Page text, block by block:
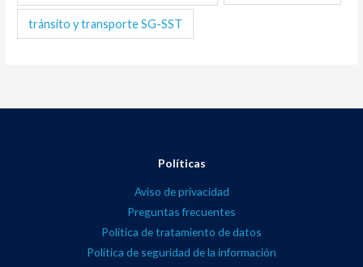
tránsito y transporte SG-SST
Políticas
Aviso de privacidad
Preguntas frecuentes
Política de tratamiento de datos
Política de seguridad de la información